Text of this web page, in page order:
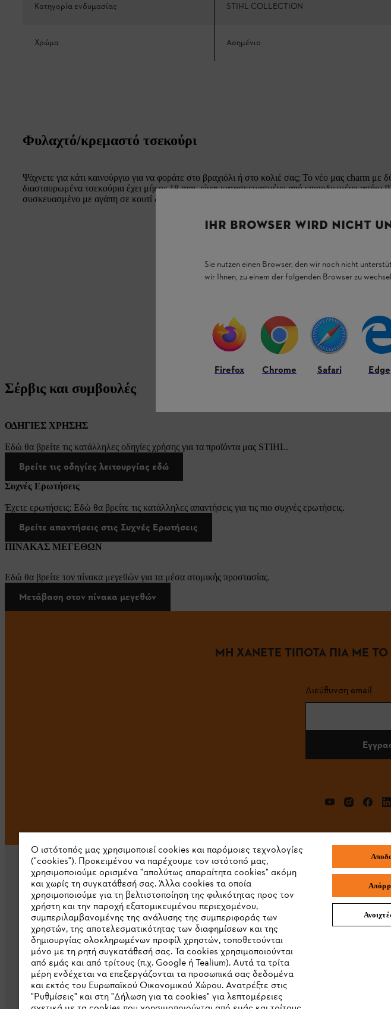
Κατηγορία ενδυμασίας STIHL COLLECTION
Χρώμα Ασημένιο
Φυλαχτό/κρεμαστό τσεκούρι
Ψάχνετε για κάτι καινούργιο για να φοράτε στο βραχιόλι ή στο κολιέ σας; Το νέο μας charm με
διασταυρωμένα τσεκούρια έχει μήκος 18 mm, είναι κατασκευασμένο από επιροδιωμένο ασήμι
συσκευασμένο με αγάπη σε κουτί δώρου.
Σέρβις και συμβουλές
ΟΔΗΓΙΕΣ ΧΡΗΣΗΣ
Εδώ θα βρείτε τις κατάλληλες οδηγίες χρήσης για τα προϊόντα μας STIHL.
Βρείτε τις οδηγίες λειτουργίας εδώ
Συχνές Ερωτήσεις
Έχετε ερωτήσεις; Εδώ θα βρείτε τις κατάλληλες απαντήσεις για τις πιο συχνές ερωτήσεις.
Βρείτε απαντήσεις στις Συχνές Ερωτήσεις
ΠΙΝΑΚΑΣ ΜΕΓΕΘΩΝ
Εδώ θα βρείτε τον πίνακα μεγεθών για τα μέσα ατομικής προστασίας.
Μετάβαση στον πίνακα μεγεθών
ΜΗ ΧΑΝΕΤΕ ΤΙΠΟΤΑ ΠΙΑ ΜΕ
Διεύθυνση email
Εταιρεία
Σχετικά με εμάς
Λήψη καταλόγου
Γραμμή ακεραιότητας STIHL
STIHL Συχνές
IHR BROWSER WIRD NICHT
Sie nutzen einen Browser, den wir noch nicht
wir Ihnen, zu einem der folgenden Browser zu
Firefox Chrome Safari Edge
Ο ιστότοπός μας χρησιμοποιεί cookies και παρόμοιες τεχνολογίες
("cookies"). Προκειμένου να παρέχουμε τον ιστότοπό μας,
χρησιμοποιούμε ορισμένα "απολύτως απαραίτητα cookies" ακόμη
και χωρίς τη συγκατάθεσή σας. Άλλα cookies τα οποία
χρησιμοποιούμε για τη βελτιστοποίηση της φιλικότητας προς τον
χρήστη και την παροχή εξατομικευμένου περιεχομένου,
συμπεριλαμβανομένης της ανάλυσης της συμπεριφοράς των
χρηστών, της αποτελεσματικότητας των διαφημίσεων και της
δημιουργίας ολοκληρωμένων προφίλ χρηστών, τοποθετούνται
μόνο με τη ρητή συγκατάθεσή σας. Τα cookies χρησιμοποιούνται
από εμάς και από τρίτους (π.χ. Google ή Tealium). Αυτά τα τρίτα
μέρη ενδέχεται να επεξεργάζονται τα προσωπικά σας δεδομένα
και εκτός του Ευρωπαϊκού Οικονομικού Χώρου. Ανατρέξτε στις
"Ρυθμίσεις" και στη "Δήλωση για τα cookies" για λεπτομέρειες